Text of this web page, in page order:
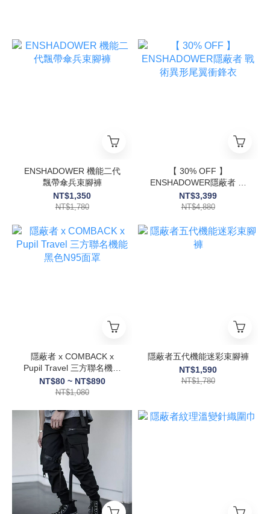
ENSHADOWER 機能二代
飄帶傘兵束腳褲
NT$1,350
NT$1,780
【 30% OFF 】
ENSHADOWER隱蔽者 戰
術異形尾翼衝鋒衣
NT$3,399
NT$4,880
隱蔽者 x COMBACK x
Pupil Travel 三方聯名機能
黑色N95面罩
NT$80 ~ NT$890
NT$1,080
隱蔽者五代機能迷彩束腳褲
NT$1,590
NT$1,780